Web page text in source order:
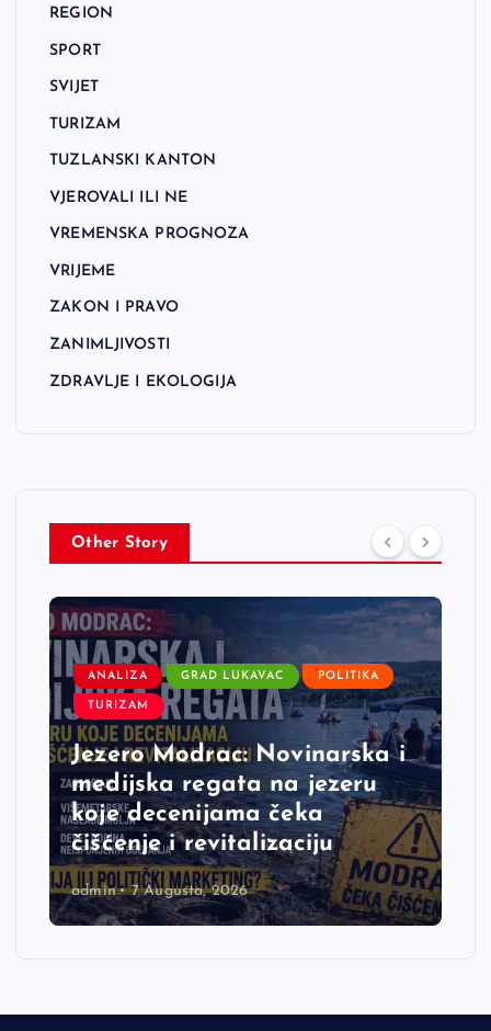
REGION
SPORT
SVIJET
TURIZAM
TUZLANSKI KANTON
VJEROVALI ILI NE
VREMENSKA PROGNOZA
VRIJEME
ZAKON I PRAVO
ZANIMLJIVOSTI
ZDRAVLJE I EKOLOGIJA
Other Story
ANALIZA GRAD LUKAVAC POLITIKA
TURIZAM
Jezero Modrac: Novinarska i
medijska regata na jezeru
koje decenijama čeka
čišćenje i revitalizaciju
admin 7 Augusta, 2026